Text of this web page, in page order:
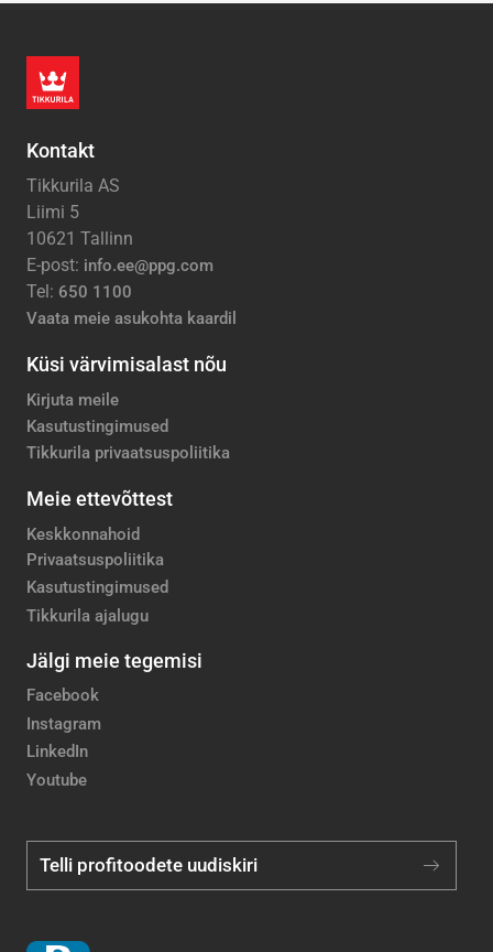
Kontakt
Tikkurila AS
Liimi 5
10621 Tallinn
E-post: info.ee@ppg.com
Tel: 650 1100
Vaata meie asukohta kaardil
Küsi värvimisalast nõu
Kirjuta meile
Kasutustingimused
Tikkurila privaatsuspoliitika
Meie ettevõttest
Keskkonnahoid
Privaatsuspoliitika
Kasutustingimused
Tikkurila ajalugu
Jälgi meie tegemisi
Facebook
Instagram
LinkedIn
Youtube
Telli profitoodete uudiskiri